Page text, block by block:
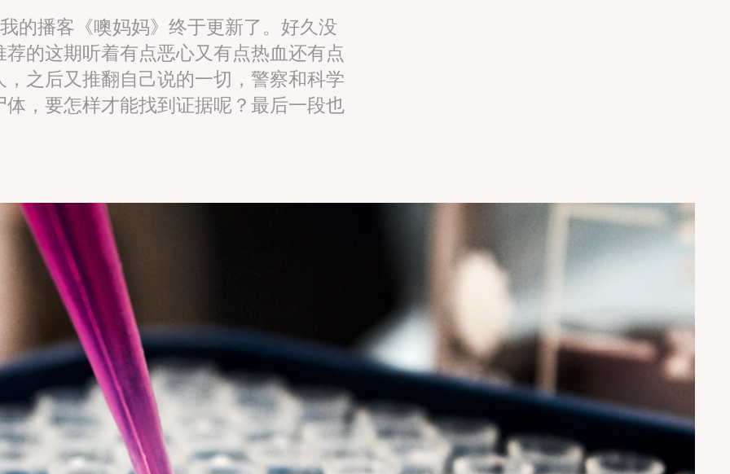
的播客《噢妈妈》终于更新了。好久没
的这期听着有点恶心又有点热血还有点
之后又推翻自己说的一切，警察和科学
，要怎样才能找到证据呢？最后一段也